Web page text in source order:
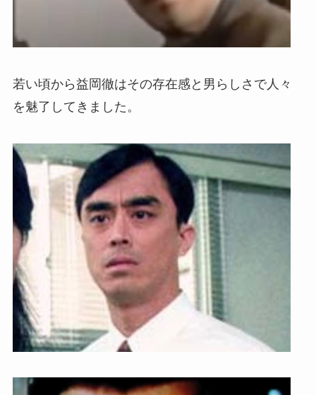
若い頃から益岡徹はその存在感と男らしさで人々
を魅了してきました。